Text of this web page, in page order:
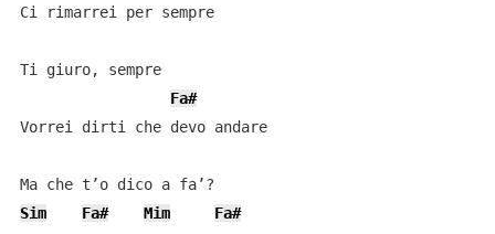
Ci rimarrei per sempre
Ti giuro, sempre
Fa#
Vorrei dirti che devo andare
Sim
Fa# Mim
Fa#